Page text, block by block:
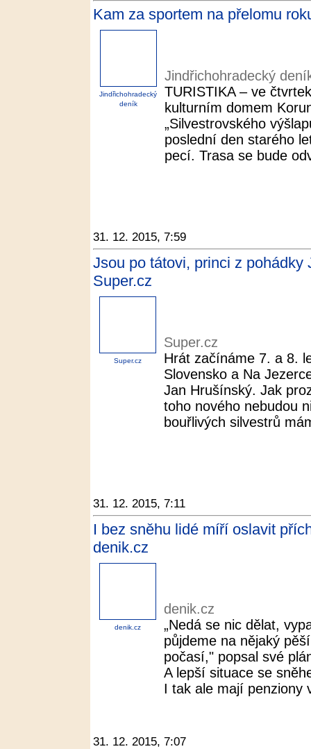
Kam za sportem na přelomu
Jindřichohradecký
deník
Jindřichohradecký
TURISTIKA – ve
kulturním domem
„Silvestrovského
poslední den starého
pecí. Trasa se bude
31. 12. 2015, 7:59
Jsou po tátovi, princi z
Super.cz
Super.cz
Super.cz
Hrát začínáme 7. a 8.
Slovensko a Na
Jan Hrušínský. Jak
toho nového nebudou
bouřlivých silvestrů
31. 12. 2015, 7:11
I bez sněhu lidé míří oslavit
denik.cz
denik.cz
denik.cz
„Nedá se nic dělat,
půjdeme na nějaký
počasí," popsal své
A lepší situace se
I tak ale mají penziony
31. 12. 2015, 7:07